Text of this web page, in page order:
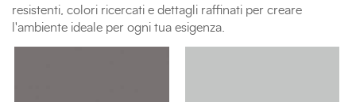
resistenti, colori ricercati e dettagli raffinati per creare
l'ambiente ideale per ogni tua esigenza.